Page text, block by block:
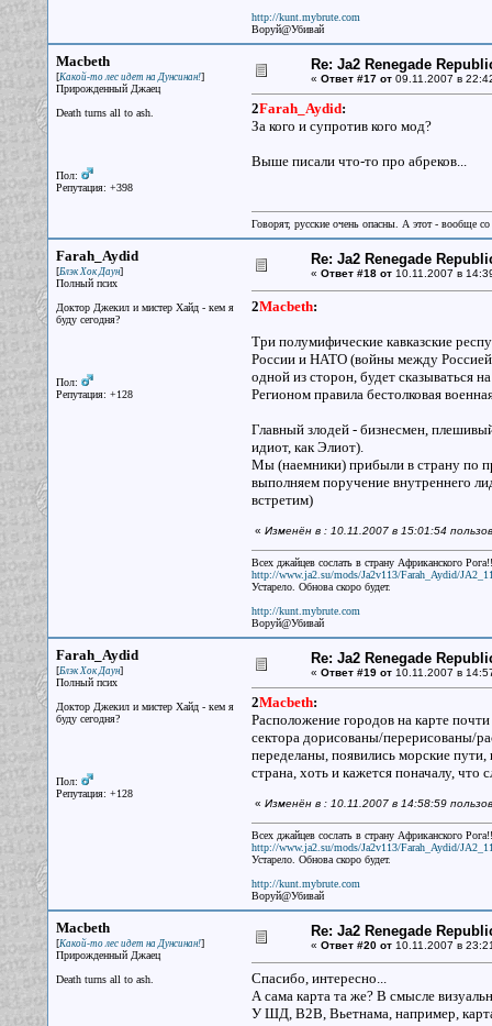
http://kunt.mybrute.com
Воруй@Убивай
Macbeth
[Какой-то лес идет на Дунсинан!]
Прирожденный Джаец
Death turns all to ash.
Пол:
Репутация: +398
Re: Ja2 Renegade
« Ответ #17 от09.11.2007 в
2Farah_Aydid:
За кого и супротив кого мод?
Выше писали что-то про абреков...
Говорят, русские очень опасны. А этот - вообще
Farah_Aydid
[Блэк Хок Даун]
Полный псих
Доктор Джекил и мистер Хайд - кем я
буду сегодня?
Пол:
Репутация: +128
Re: Ja2 Renegade
« Ответ #18 от10.11.2007 в
2Macbeth:
Три полумифические кавказские
России и НАТО (войны между Россией
одной из сторон, будет сказываться
Регионом правила бестолковая
Главный злодей - бизнесмен,
идиот, как Элиот).
Мы (наемники) прибыли в страну по
выполняем поручение внутреннего
встретим)
« Изменён в : 10.11.2007 в 15:01:54
Всех джайцев сослать в страну Африканского
http://www.ja2.su/mods/Ja2v113/Farah_Aydid/
Устарело. Обнова скоро будет.
http://kunt.mybrute.com
Воруй@Убивай
Farah_Aydid
[Блэк Хок Даун]
Полный псих
Доктор Джекил и мистер Хайд - кем я
буду сегодня?
Пол:
Репутация: +128
Re: Ja2 Renegade
« Ответ #19 от10.11.2007 в
2Macbeth:
Расположение городов на карте
сектора дорисованы/перерисованы/
переделаны, появились морские
страна, хоть и кажется поначалу, что
« Изменён в : 10.11.2007 в 14:58:59
Всех джайцев сослать в страну Африканского
http://www.ja2.su/mods/Ja2v113/Farah_Aydid/
Устарело. Обнова скоро будет.
http://kunt.mybrute.com
Воруй@Убивай
Macbeth
[Какой-то лес идет на Дунсинан!]
Прирожденный Джаец
Death turns all to ash.
Re: Ja2 Renegade
« Ответ #20 от10.11.2007 в
Спасибо, интересно...
А сама карта та же? В смысле
У ШД, В2В, Вьетнама, например,